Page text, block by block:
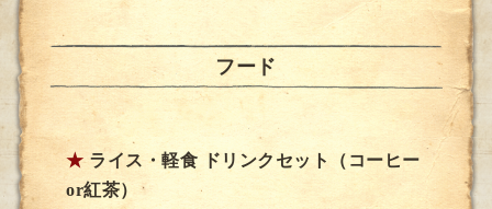
フード
★ ライス・軽食 ドリンクセット（コーヒー
or紅茶）